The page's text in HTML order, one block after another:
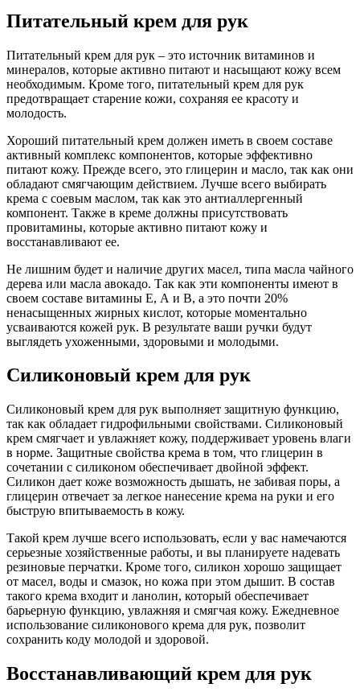
Питательный крем для рук
Питательный крем для рук – это источник витаминов и
минералов, которые активно питают и насыщают кожу всем
необходимым. Кроме того, питательный крем для рук
предотвращает старение кожи, сохраняя ее красоту и
молодость.
Хороший питательный крем должен иметь в своем составе
активный комплекс компонентов, которые эффективно
питают кожу. Прежде всего, это глицерин и масло, так как они
обладают смягчающим действием. Лучше всего выбирать
крема с соевым маслом, так как это антиаллергенный
компонент. Также в креме должны присутствовать
провитамины, которые активно питают кожу и
восстанавливают ее.
Не лишним будет и наличие других масел, типа масла чайного
дерева или масла авокадо. Так как эти компоненты имеют в
своем составе витамины Е, А и В, а это почти 20%
ненасыщенных жирных кислот, которые моментально
усваиваются кожей рук. В результате ваши ручки будут
выглядеть ухоженными, здоровыми и молодыми.
Силиконовый крем для рук
Силиконовый крем для рук выполняет защитную функцию,
так как обладает гидрофильными свойствами. Силиконовый
крем смягчает и увлажняет кожу, поддерживает уровень влаги
в норме. Защитные свойства крема в том, что глицерин в
сочетании с силиконом обеспечивает двойной эффект.
Силикон дает коже возможность дышать, не забивая поры, а
глицерин отвечает за легкое нанесение крема на руки и его
быструю впитываемость в кожу.
Такой крем лучше всего использовать, если у вас намечаются
серьезные хозяйственные работы, и вы планируете надевать
резиновые перчатки. Кроме того, силикон хорошо защищает
от масел, воды и смазок, но кожа при этом дышит. В состав
такого крема входит и ланолин, который обеспечивает
барьерную функцию, увлажняя и смягчая кожу. Ежедневное
использование силиконового крема для рук, позволит
сохранить коду молодой и здоровой.
Восстанавливающий крем для рук